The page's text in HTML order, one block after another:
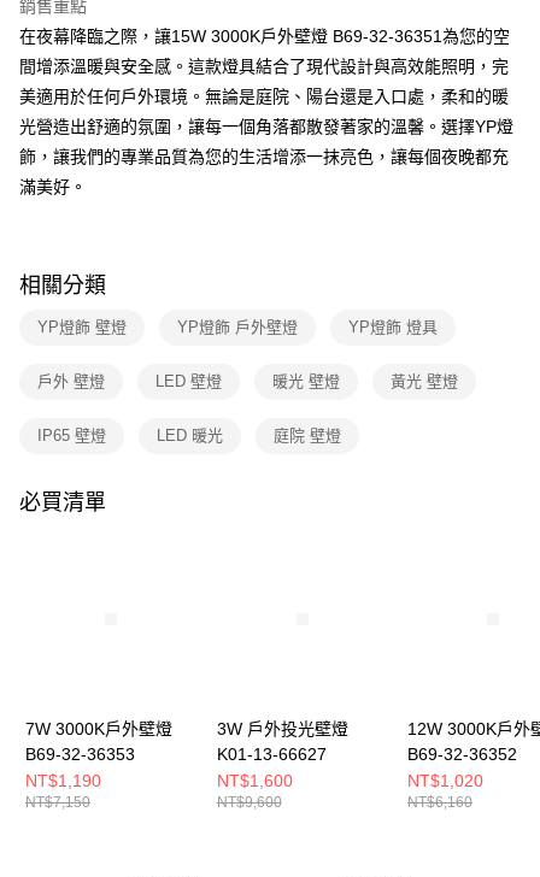
AFTEE先享後付
相關說明
【關於「AFTEE先享後付」】
AFTEE先享後付是「在收到商品之後才付款」的支付方式。 讓您購物簡單
便利好安心！
１．簡單：不需註冊會員、不需綁卡、不需儲值。
２．便利：只要手機號碼，簡訊認證，即可結帳。
結帳頁面，進行簡訊認證並確認金額後，即可完成結帳。
３．收到繳費通知簡訊後14天內，點擊此簡訊中的連結，可透過四大超商／
※ 請注意：結帳手續完成當下不需立刻繳費，但若您需要取消訂單，請聯絡
※ 交易是否成功請以「AFTEE先享後付 」之結帳頁面顯示為準，若有關於
４．使用「AFTEE先享後付」時，將依據個別帳號之用戶狀況，依本公司即
時審查核予不同之上限額度；若仍有額度不足之情形，本公司將視審查結果
５．嚴禁一人註冊多個帳號或使用他人資訊註冊。若發現惡意使用之情形，
恩沛科技股份有限公司將有權停止該用戶之使用額度並採取法律行動。
銷售重點
在夜幕降臨之際，讓15W 3000K戶外壁燈 B69-32-36351為您的空
間增添溫暖與安全感。這款燈具結合了現代設計與高效能照明，完
美適用於任何戶外環境。無論是庭院、陽台還是入口處，柔和的暖
光營造出舒適的氛圍，讓每一個角落都散發著家的溫馨。選擇YP燈
飾，讓我們的專業品質為您的生活增添一抹亮色，讓每個夜晚都充
滿美好。
相關分類
YP燈飾 壁燈 YP燈飾 戶外壁燈 YP燈飾 燈具
戶外 壁燈 LED 壁燈 暖光 壁燈 黃光 壁燈
IP65 壁燈 LED 暖光 庭院 壁燈
必買清單
7W 3000K戶外壁燈
B69-32-36353
NT$1,190
NT$7,150
3W 戶外投光壁燈
K01-13-66627
NT$1,600
NT$9,600
12W 3000K戶外
B69-32-36352
NT$1,020
NT$6,160